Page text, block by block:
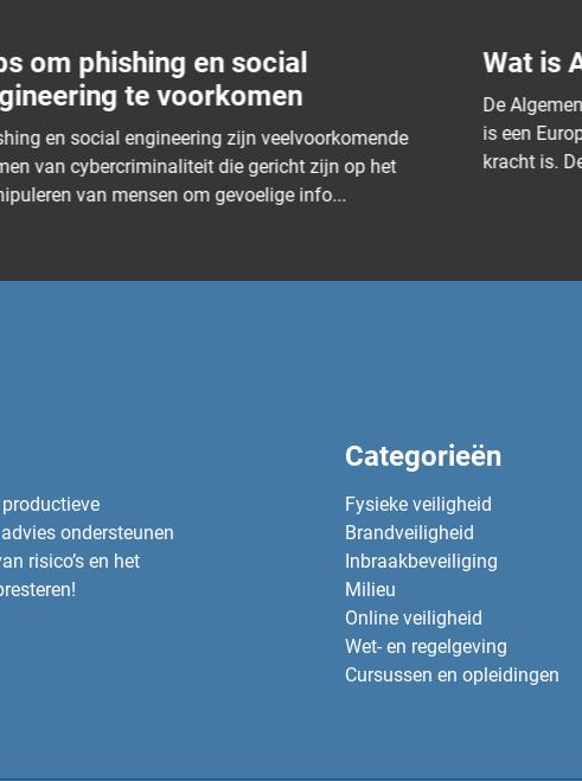
is AVG?
Verordening Gegevensbescherming (AVG)
Europese privacywet die sinds 25 mei 2018 van
is. De AVG, ook wel bekend als de Ge...
Wat te
Een
problemen
ondersteunen
risico’s en het
Categorieën
Fysieke veiligheid
Brandveiligheid
Inbraakbeveiliging
Milieu
Online veiligheid
Wet- en regelgeving
Cursussen en opleidingen